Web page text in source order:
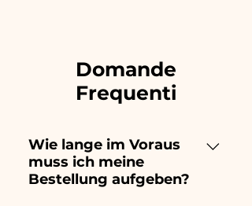
Domande
Frequenti
Wie lange im Voraus
muss ich meine
Bestellung aufgeben?